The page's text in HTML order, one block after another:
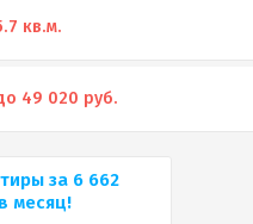
кв.м.
49 020 руб.
за 6 662
месяц!